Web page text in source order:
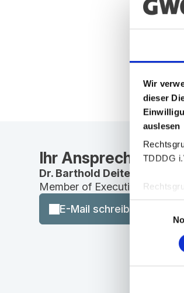
Wir
dieser
auslesen
TDDDG
25 Abs.
Ihr
Dr. Barthold Deiters
Member of Executive Board,
E-Mail schreiben